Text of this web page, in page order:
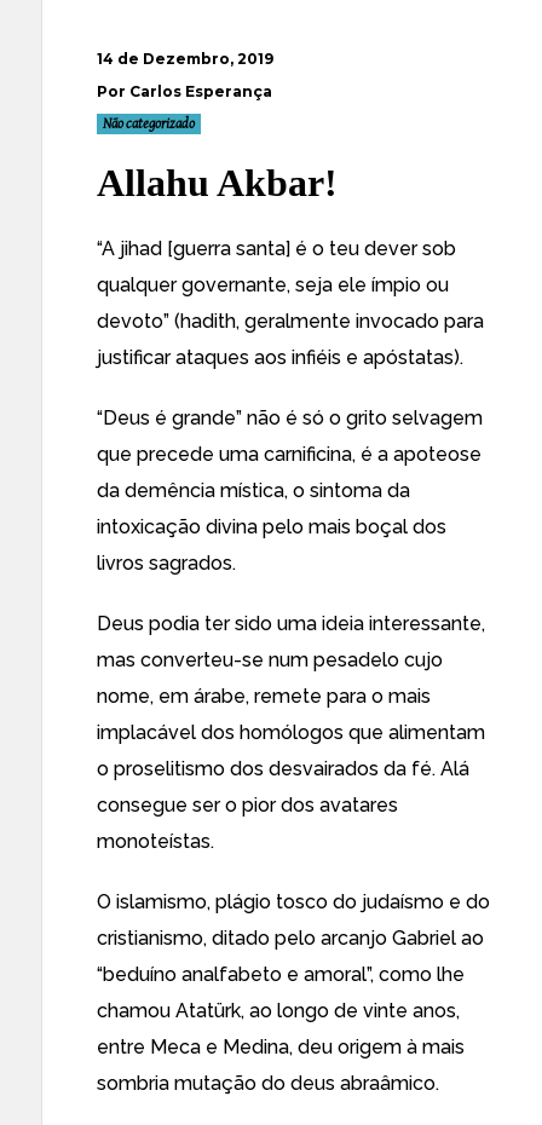
14 de Dezembro, 2019
Por Carlos Esperança
Não categorizado
Allahu Akbar!
“A jihad [guerra santa] é o teu dever sob
qualquer governante, seja ele ímpio ou
devoto” (hadith, geralmente invocado para
justificar ataques aos infiéis e apóstatas).
“Deus é grande” não é só o grito selvagem
que precede uma carnificina, é a apoteose
da demência mística, o sintoma da
intoxicação divina pelo mais boçal dos
livros sagrados.
Deus podia ter sido uma ideia interessante,
mas converteu-se num pesadelo cujo
nome, em árabe, remete para o mais
implacável dos homólogos que alimentam
o proselitismo dos desvairados da fé. Alá
consegue ser o pior dos avatares
monoteístas.
O islamismo, plágio tosco do judaísmo e do
cristianismo, ditado pelo arcanjo Gabriel ao
“beduíno analfabeto e amoral”, como lhe
chamou Atatürk, ao longo de vinte anos,
entre Meca e Medina, deu origem à mais
sombria mutação do deus abraâmico.